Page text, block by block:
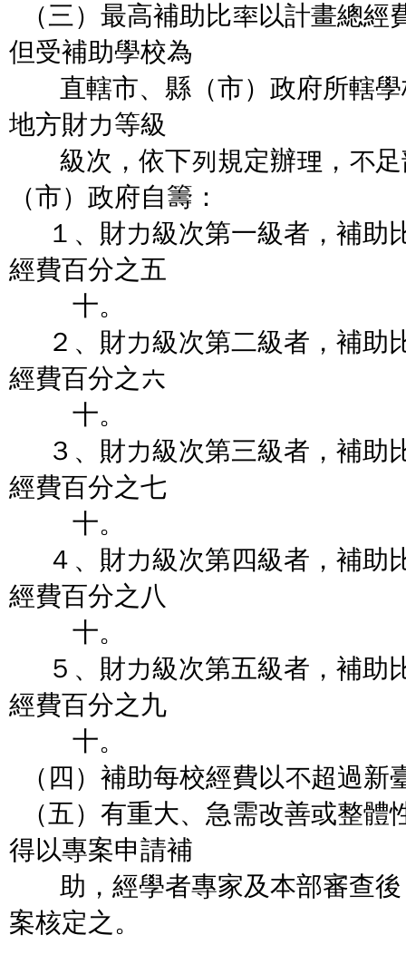
（三）最高補助比率以計畫總經
但受補助學校為
直轄市、縣（市）政府所轄學
地方財力等級
級次，依下列規定辦理，不足
（市）政府自籌：
１、財力級次第一級者，補助
經費百分之五
十。
２、財力級次第二級者，補助
經費百分之六
十。
３、財力級次第三級者，補助
經費百分之七
十。
４、財力級次第四級者，補助
經費百分之八
十。
５、財力級次第五級者，補助
經費百分之九
十。
（四）補助每校經費以不超過新
（五）有重大、急需改善或整體
得以專案申請補
助，經學者專家及本部審查後
案核定之。